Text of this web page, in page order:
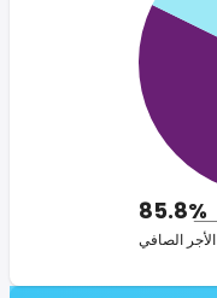
85.8%
الأجر الصافي